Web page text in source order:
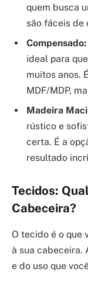
quem busca
são fáceis de
Compensado:
ideal para
muitos anos.
MDF/MDP,
Madeira
rústico e
certa. É a
resultado
Tecidos:
Cabeceira?
O tecido é o que
à sua cabeceira.
e do uso que